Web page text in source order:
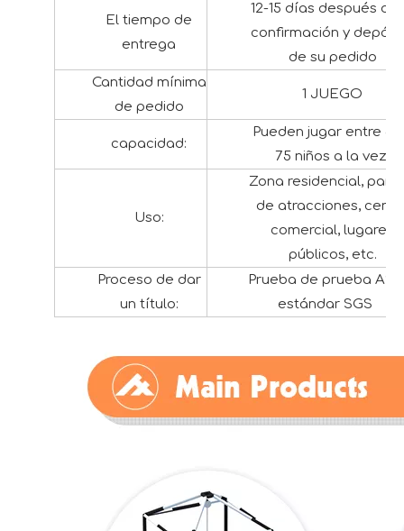
El tiempo de
entrega
12-15 días después de
confirmación y
de su pedido
Cantidad mínima
de pedido
1 JUEGO
capacidad:
Pueden jugar entre 65
75 niños a la vez.
Uso:
Zona residencial,
de atracciones,
comercial, lugares
públicos, etc.
Proceso de dar
un título:
Prueba de prueba
estándar SGS